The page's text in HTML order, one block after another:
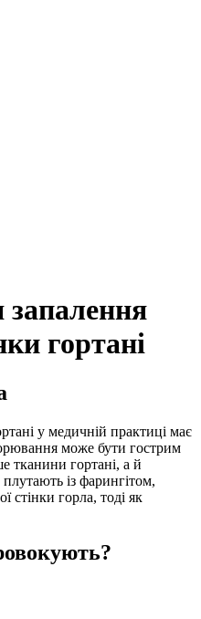
запалення
гортані
у медичній практиці має
може бути гострим
тканини гортані, а й
із фарингітом,
стінки горла, тоді як